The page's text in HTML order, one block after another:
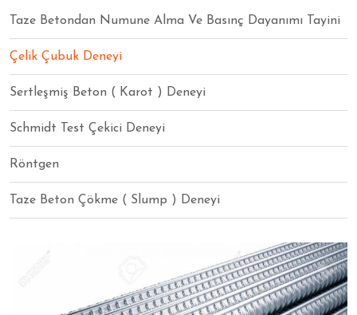
Taze Betondan Numune Alma Ve Basınç Dayanımı Tayini
Çelik Çubuk Deneyi
Sertleşmiş Beton ( Karot ) Deneyi
Schmidt Test Çekici Deneyi
Röntgen
Taze Beton Çökme ( Slump ) Deneyi